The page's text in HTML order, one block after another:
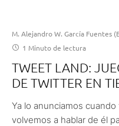
M. Alejandro W. García Fuentes
1 Minuto de lectura
TWEET LAND:
DE TWITTER EN
Ya lo anunciamos
volvemos a hablar de él